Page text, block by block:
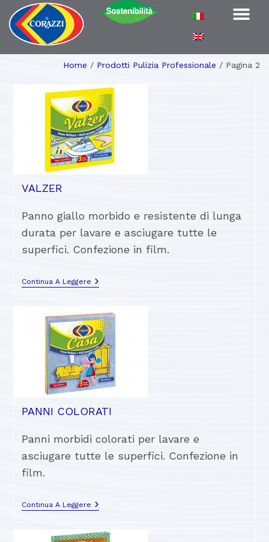
Home / Prodotti Pulizia Professionale / Pagina 2
VALZER
Panno giallo morbido e resistente di lunga
durata per lavare e asciugare tutte le
superfici. Confezione in film.
Continua A Leggere
PANNI COLORATI
Panni morbidi colorati per lavare e
asciugare tutte le superfici. Confezione in
film.
Continua A Leggere